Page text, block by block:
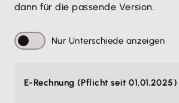
dann für die passende Version.
Nur Unterschiede anzeigen
E-Rechnung (Pflicht seit 01.01.2025)